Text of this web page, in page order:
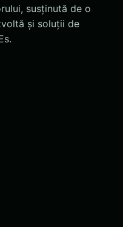
susținută de o
și soluții de